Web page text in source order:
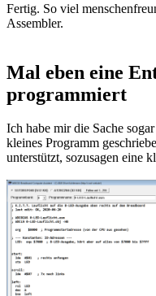
Fertig. So viel
Assembler.
Mal eben eine
programmiert
Ich habe mir die Sache
kleines Programm
unterstützt, sozusagen eine